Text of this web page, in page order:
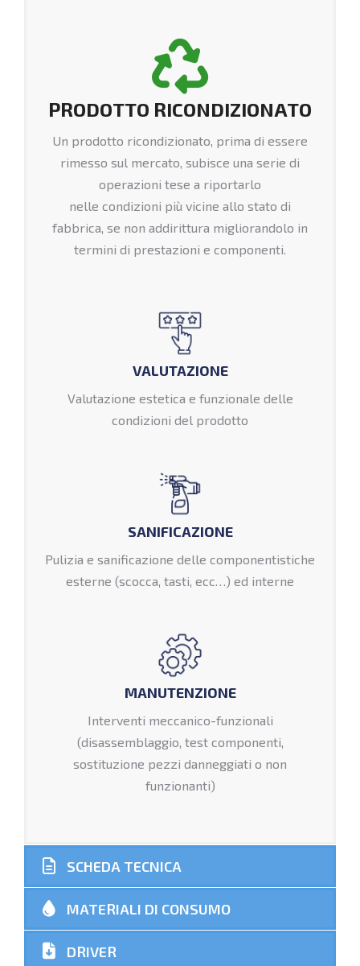
PRODOTTO RICONDIZIONATO
Un prodotto ricondizionato, prima di essere
rimesso sul mercato, subisce una serie di
operazioni tese a riportarlo
nelle condizioni più vicine allo stato di
fabbrica, se non addirittura migliorandolo in
termini di prestazioni e componenti.
VALUTAZIONE
Valutazione estetica e funzionale delle
condizioni del prodotto
SANIFICAZIONE
Pulizia e sanificazione delle componentistiche
esterne (scocca, tasti, ecc…) ed interne
MANUTENZIONE
Interventi meccanico-funzionali
(disassemblaggio, test componenti,
sostituzione pezzi danneggiati o non
funzionanti)
SCHEDA TECNICA
MATERIALI DI CONSUMO
DRIVER